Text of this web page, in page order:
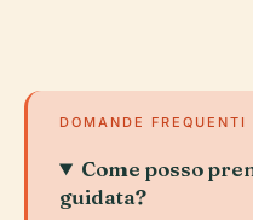
DOMANDE FREQUENTI
Come posso
guidata?